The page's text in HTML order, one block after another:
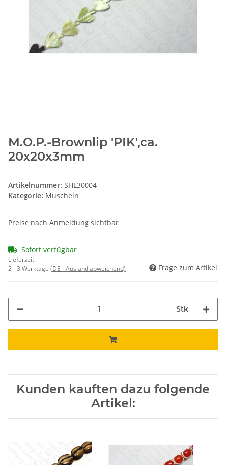
M.O.P.-Brownlip 'PIK',ca.
20x20x3mm
Artikelnummer: SHL30004
Kategorie: Muscheln
Preise nach Anmeldung sichtbar
Sofort verfügbar
Lieferzeit:
2 - 3 Werktage (DE - Ausland abweichend) Frage zum Artikel
Stk
Kunden kauften dazu folgende
Artikel: